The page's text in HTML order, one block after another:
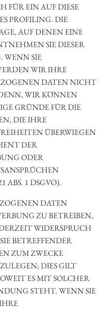
FÜR EIN AUF DIESE
PROFILING. DIE
AUF DENEN EINE
SIE DIESER
WENN SIE
WIR IHRE
DATEN NICHT
WIR KÖNNEN
GRÜNDE FÜR DIE
DIE IHRE
ÜBERWIEGEN
DER
ODER
ABS. 1 DSGVO).
DATEN
ZU BETREIBEN,
WIDERSPRUCH
BETREFFENDER
ZUM ZWECKE
DIES GILT
ES MIT SOLCHER
STEHT. WENN SIE